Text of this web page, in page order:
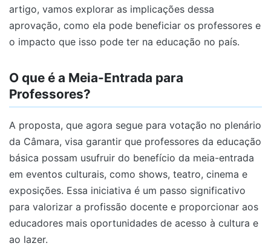
artigo, vamos explorar as implicações dessa
aprovação, como ela pode beneficiar os professores e
o impacto que isso pode ter na educação no país.
O que é a Meia-Entrada para
Professores?
A proposta, que agora segue para votação no plenário
da Câmara, visa garantir que professores da educação
básica possam usufruir do benefício da meia-entrada
em eventos culturais, como shows, teatro, cinema e
exposições. Essa iniciativa é um passo significativo
para valorizar a profissão docente e proporcionar aos
educadores mais oportunidades de acesso à cultura e
ao lazer.